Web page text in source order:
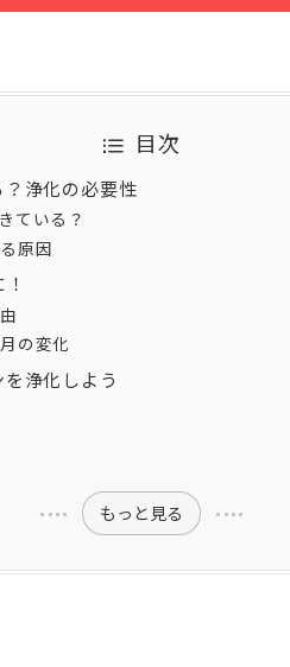
目次
浄化の必要性
ている？
原因
の変化
浄化しよう
もっと見る